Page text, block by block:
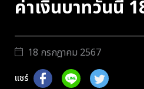
ค่าเงินบาทวันนี้
18 กรกฎาคม 2567
แชร์